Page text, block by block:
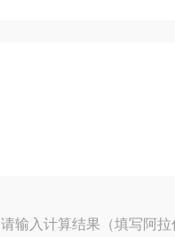
请输入计算结果（填写阿